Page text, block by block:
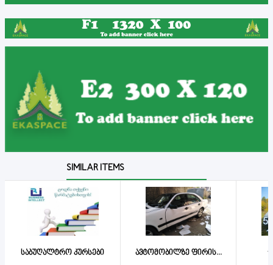
SIMILAR ITEMS
საბუღალტრო კურსები ავტომობილზე ფირის...